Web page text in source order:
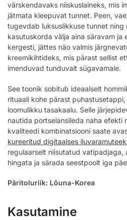
värskendavaks niiskuslaineks, mis
jätmata kleepuvat tunnet. Peen,
tugevdab luksuslikkuse tunnet ning
kasutuskorda välja aina säravam ja
kergesti, jättes näo valmis
kreemikihtideks, mis pärast sellist
imenduvad tunduvalt sügavamale.
See toonik sobitub ideaalselt
rituaali kohe pärast
loomulikku tasakaalu. Selle
nautida portselansileda naha efekti
kvaliteedi kombinatsiooni saate
kureeritud digitaalses
regulaarselt niisutatud vatipadjaga,
hingata ja särada seestpoolt iga
Päritoluriik: Lõuna-Korea
Kasutamine